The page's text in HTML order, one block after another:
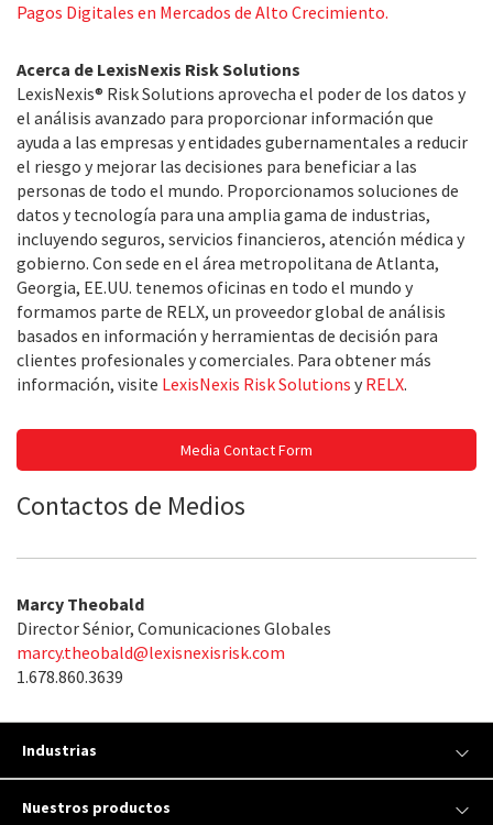
Pagos Digitales en Mercados de Alto Crecimiento.
Acerca de LexisNexis Risk Solutions
LexisNexis® Risk Solutions aprovecha el poder de los datos y
el análisis avanzado para proporcionar información que
ayuda a las empresas y entidades gubernamentales a reducir
el riesgo y mejorar las decisiones para beneficiar a las
personas de todo el mundo. Proporcionamos soluciones de
datos y tecnología para una amplia gama de industrias,
incluyendo seguros, servicios financieros, atención médica y
gobierno. Con sede en el área metropolitana de Atlanta,
Georgia, EE.UU. tenemos oficinas en todo el mundo y
formamos parte de RELX, un proveedor global de análisis
basados en información y herramientas de decisión para
clientes profesionales y comerciales. Para obtener más
información, visite LexisNexis Risk Solutions y RELX.
Media Contact Form
Contactos de Medios
Marcy Theobald
Director Sénior, Comunicaciones Globales
marcy.theobald@lexisnexisrisk.com
1.678.860.3639
Industrias
Nuestros productos